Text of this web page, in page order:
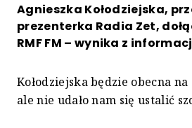
Agnieszka Kołodziejska,
prezenterka Radia Zet,
RMF FM – wynika z
Kołodziejska będzie obecna
ale nie udało nam się ustalić